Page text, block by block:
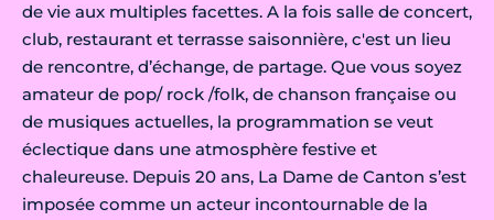
de vie aux multiples facettes. A la fois salle de concert,
club, restaurant et terrasse saisonnière, c'est un lieu
de rencontre, d’échange, de partage. Que vous soyez
amateur de pop/ rock /folk, de chanson française ou
de musiques actuelles, la programmation se veut
éclectique dans une atmosphère festive et
chaleureuse. Depuis 20 ans, La Dame de Canton s’est
imposée comme un acteur incontournable de la